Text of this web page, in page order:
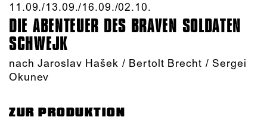
11.09./​13.09./​16.09./​02.10.​
DIE ABENTEUER DES BRAVEN SOLDATEN
SCHWEJK
nach Jaroslav Hašek / Bertolt Brecht / Sergei
Okunev
ZUR PRODUKTION